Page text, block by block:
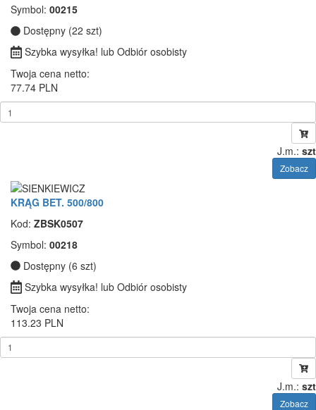
Symbol: 00215
Dostępny (22 szt)
Szybka wysyłka! lub Odbiór osobisty
Twoja cena netto:
77.74 PLN
J.m.: szt
Zobacz
KRĄG BET. 500/800
Kod: ZBSK0507
Symbol: 00218
Dostępny (6 szt)
Szybka wysyłka! lub Odbiór osobisty
Twoja cena netto:
113.23 PLN
J.m.: szt
Zobacz